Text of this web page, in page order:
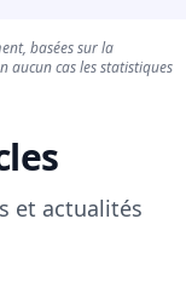
basées sur la
aucun cas les statistiques
et actualités